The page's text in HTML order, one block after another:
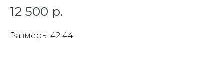
12 500 р.
Размеры 42 44